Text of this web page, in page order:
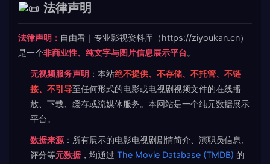
法律声明
法律声明： 自由看｜专业影视资料库（https://ziyoukan.cn）
是一个非商业性、纯文字与图片信息展示平台。
无视频服务声明 ：本站绝不提供、不存储、不托管、不链
接、不引导至任何形式的电影或电视剧视频文件的在线播
放、下载、缓存或流媒体服务。本网站是一个纯元数据展示
平台。
数据来源 ：所有展示的电影电视剧剧情简介、演职员信息、
评分等元数据，均通过 The Movie Database (TMDB) 的